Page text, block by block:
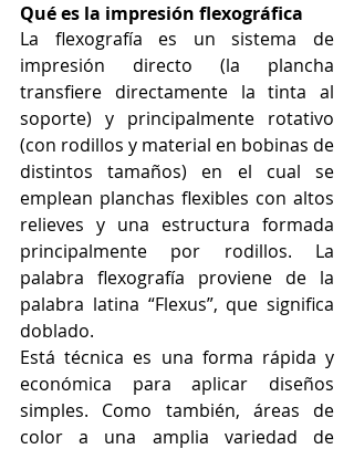
Qué es la impresión flexográfica
La flexografía es un sistema de
impresión directo (la plancha
transfiere directamente la tinta al
soporte) y principalmente rotativo
(con rodillos y material en bobinas de
distintos tamaños) en el cual se
emplean planchas flexibles con altos
relieves y una estructura formada
principalmente por rodillos. La
palabra flexografía proviene de la
palabra latina “Flexus”, que significa
doblado.
Está técnica es una forma rápida y
económica para aplicar diseños
simples. Como también, áreas de
color a una amplia variedad de